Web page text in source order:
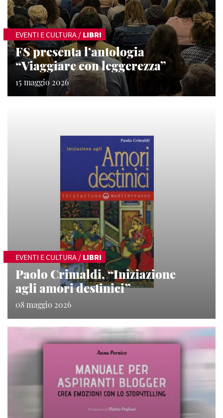
EVENTI E CULTURA / LIBRI
FS presenta l’antologia
“Viaggiare con leggerezza”
15 maggio 2026
EVENTI E CULTURA / LIBRI
Paolo Crimaldi, “Iniziazione
agli amori destinici”
08 maggio 2026